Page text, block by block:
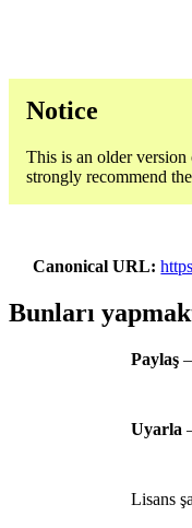
Notice
This is an older version
strongly recommend
Canonical URL
Bunları
Paylaş
Uyarla
Lisans